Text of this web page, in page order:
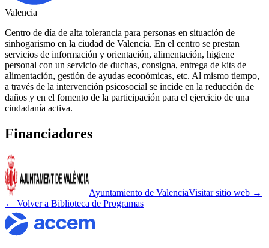
Valencia
Centro de día de alta tolerancia para personas en situación de
sinhogarismo en la ciudad de Valencia. En el centro se prestan
servicios de información y orientación, alimentación, higiene
personal con un servicio de duchas, consigna, entrega de kits de
alimentación, gestión de ayudas económicas, etc. Al mismo tiempo,
a través de la intervención psicosocial se incide en la reducción de
daños y en el fomento de la participación para el ejercicio de una
ciudadanía activa.
Financiadores
Ayuntamiento de ValenciaVisitar sitio web →
← Volver a Biblioteca de Programas